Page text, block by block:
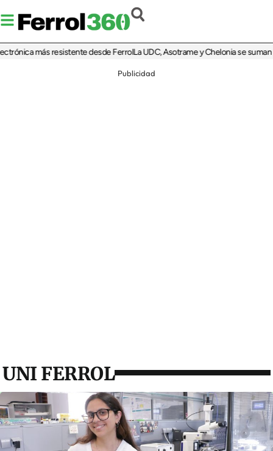
más resistente desde FerrolLa UDC, Asotrame y Chelonia se suman al
Publicidad
UNI FERROL